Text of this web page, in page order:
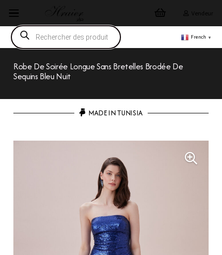
Vendeur
Recherche
de
produits
French ▼
Robe De Soirée Longue Sans Bretelles Brodée De
Sequins Bleu Nuit
MADE IN TUNISIA